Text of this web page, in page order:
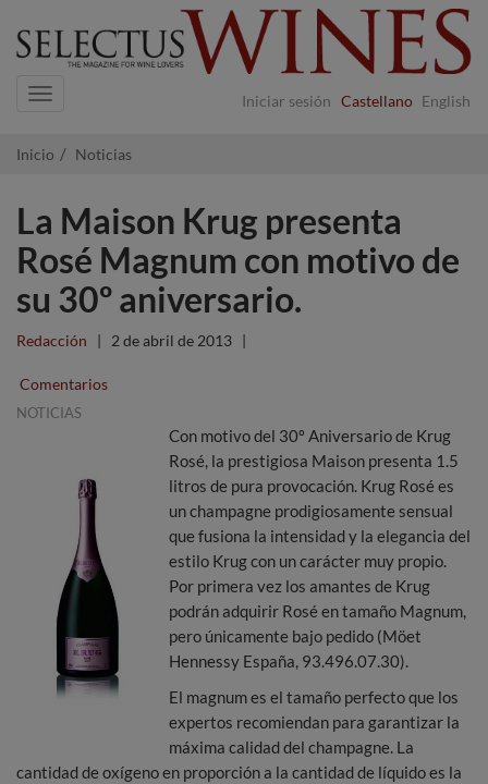
Iniciar sesión Castellano English
Navigation
Inicio Noticias
La Maison Krug presenta
Rosé Magnum con motivo de
su 30º aniversario.
Redacción | 2 de abril de 2013 |
Comentarios
NOTICIAS
Con motivo del 30º Aniversario de Krug
Rosé, la prestigiosa Maison presenta 1.5
litros de pura provocación. Krug Rosé es
un champagne prodigiosamente sensual
que fusiona la intensidad y la elegancia del
estilo Krug con un carácter muy propio.
Por primera vez los amantes de Krug
podrán adquirir Rosé en tamaño Magnum,
pero únicamente bajo pedido (Möet
Hennessy España, 93.496.07.30).
El magnum es el tamaño perfecto que los
expertos recomiendan para garantizar la
máxima calidad del champagne. La
cantidad de oxígeno en proporción a la cantidad de líquido es la